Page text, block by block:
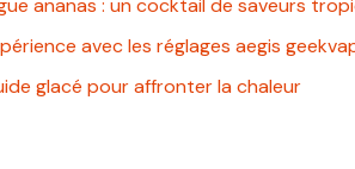
ananas : un cocktail de saveurs
avec les réglages aegis
glacé pour affronter la chaleur